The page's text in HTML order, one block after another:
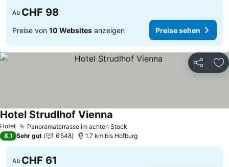
Ab CHF 98
Preise von 10 Websites anzeigen Preise sehen
Teilen
Hotel Panoramaterrasse im achten Stock
Hotel Strudlhof Vienna
8.1 Sehr gut 6’548 1.7 km bis Hofburg
Ab CHF 61